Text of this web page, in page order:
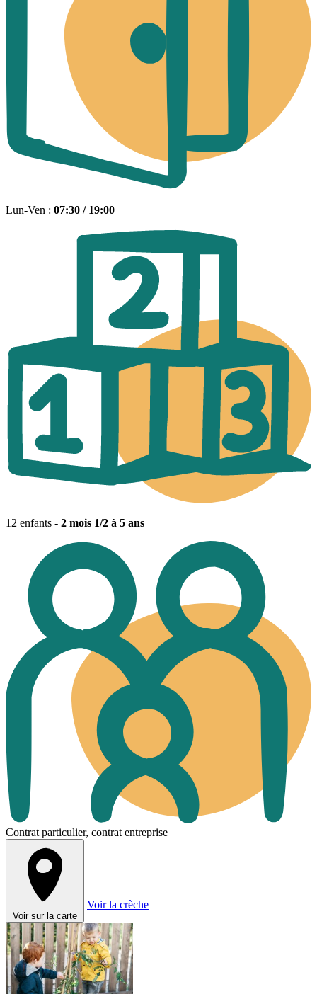
Lun-Ven : 07:30 / 19:00
12 enfants - 2 mois 1/2 à 5 ans
Contrat particulier, contrat entreprise
Voir sur la carte
Voir la crèche